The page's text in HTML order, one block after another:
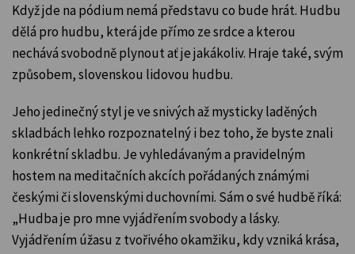
Když jde na pódium nemá představu co bude hrát. Hudbu
dělá pro hudbu, která jde přímo ze srdce a kterou
nechává svobodně plynout ať je jakákoliv. Hraje také, svým
způsobem, slovenskou lidovou hudbu.
Jeho jedinečný styl je ve snivých až mysticky laděných
skladbách lehko rozpoznatelný i bez toho, že byste znali
konkrétní skladbu. Je vyhledávaným a pravidelným
hostem na meditačních akcích pořádaných známými
českými či slovenskými duchovními. Sám o své hudbě říká:
„Hudba je pro mne vyjádřením svobody a lásky.
Vyjádřením úžasu z tvořivého okamžiku, kdy vzniká krása,